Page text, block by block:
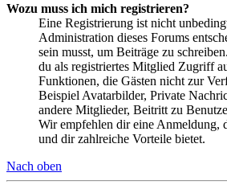
Wozu muss ich mich registrieren?
Eine Registrierung ist nicht
Administration dieses Forums
sein musst, um Beiträge zu
du als registriertes Mitglied Zugriff
Funktionen, die Gästen nicht zur
Beispiel Avatarbilder, Private
andere Mitglieder, Beitritt zu
Wir empfehlen dir eine Anmeldung,
und dir zahlreiche Vorteile bietet.
Nach oben